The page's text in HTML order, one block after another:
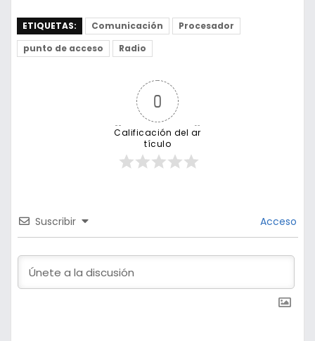
ETIQUETAS: Comunicación
Procesador
punto de acceso
Radio
0
Calificación del ar
tículo
Suscribir Acceso